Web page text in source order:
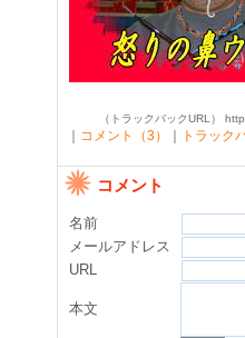
（トラックバックURL）
コメント（3） トラック
コメント
名前
メールアドレス
URL
本文